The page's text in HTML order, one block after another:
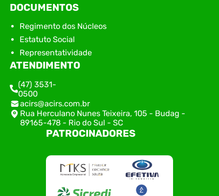
DOCUMENTOS
Regimento dos Núcleos
Estatuto Social
Representatividade
ATENDIMENTO
(47) 3531-
0500
acirs@acirs.com.br
Rua Herculano Nunes Teixeira, 105 - Budag -
89165-478 - Rio do Sul - SC
PATROCINADORES